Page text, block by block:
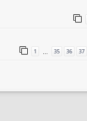
1 … 35 36 37